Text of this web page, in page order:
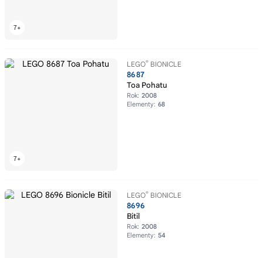
LEGO® BIONICLE
8687
Toa Pohatu
Rok: 2008
Elementy: 68
LEGO® BIONICLE
8696
Bitil
Rok: 2008
Elementy: 54